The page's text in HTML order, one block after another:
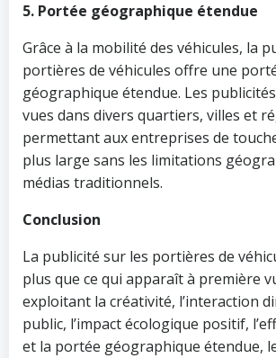
5. Portée géographique étendue
Grâce à la mobilité des véhicules, la
portières de véhicules offre une
géographique étendue. Les
vues dans divers quartiers, villes et
permettant aux entreprises de
plus large sans les limitations
médias traditionnels.
Conclusion
La publicité sur les portières de
plus que ce qui apparaît à première
exploitant la créativité, l’interaction
public, l’impact écologique positif,
et la portée géographique étendue,